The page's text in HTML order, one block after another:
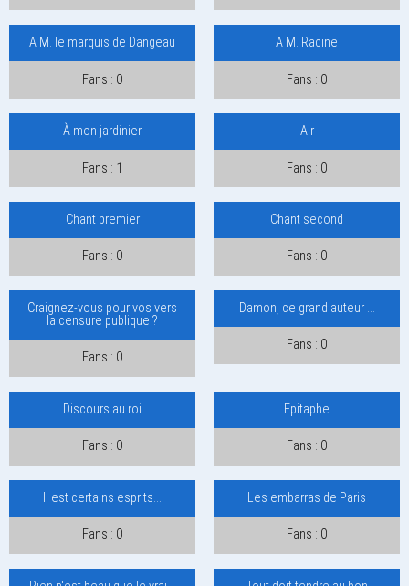
A M. le marquis de Dangeau
Fans : 0
A M. Racine
Fans : 0
À mon jardinier
Fans : 1
Air
Fans : 0
Chant premier
Fans : 0
Chant second
Fans : 0
Craignez-vous pour vos vers
la censure publique ?
Fans : 0
Damon, ce grand auteur ...
Fans : 0
Discours au roi
Fans : 0
Epitaphe
Fans : 0
Il est certains esprits...
Fans : 0
Les embarras de Paris
Fans : 0